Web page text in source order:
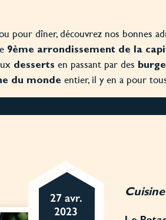
pour dîner, découvrez nos bonnes
9ème arrondissement de la
desserts en passant par des
du monde entier, il y en a pour
27 avr.
2023